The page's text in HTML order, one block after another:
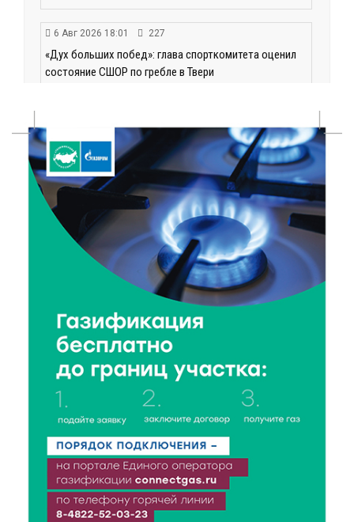
6 Авг 2026 18:01 227
«Дух больших побед»: глава спорткомитета оценил
состояние СШОР по гребле в Твери
День рождения Светофора: в детском саду № 6
прошел необычный урок безопасности
6 Авг 2026 16:41 442
В Твери пройдёт дополнительный день приёма в
колледжи
268
Исследование: ежемесячная смена категорий
кешбэка создает волны спроса
6 Авг 2026 16:28 405
Тверские «Романтики» покорили Витебск своей
хореографией
6 Авг 2026 16:08 493
Виталий Королев наградил строителей и
анонсировал новые проекты